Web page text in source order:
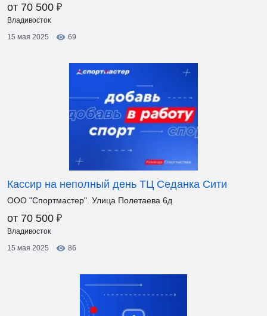
от 70 500 ₽
Владивосток
15 мая 2025
69
Кассир на неполный день ТЦ Седанка Сити
ООО "Спортмастер". Улица Полетаева 6д
от 70 500 ₽
Владивосток
15 мая 2025
86